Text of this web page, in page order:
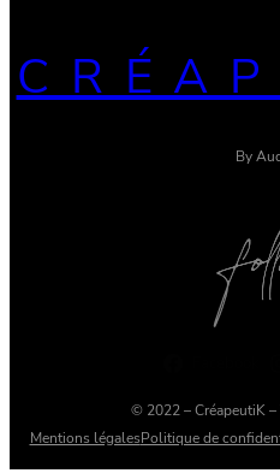
By
© 2022 – CréapeutiK –
Mentions légalesPolitique de